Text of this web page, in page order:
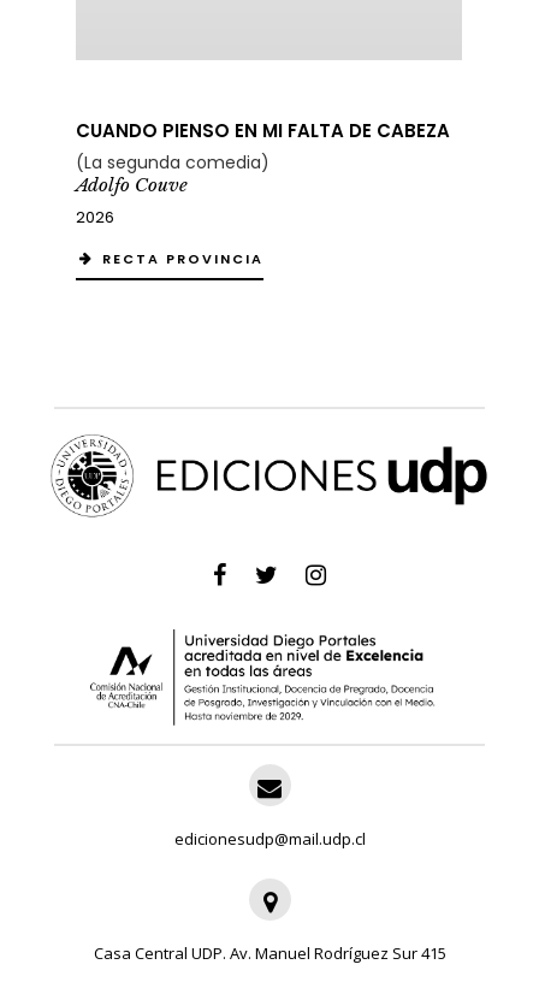
CUANDO PIENSO EN MI FALTA DE CABEZA
(La segunda comedia)
Adolfo Couve
2026
RECTA PROVINCIA
edicionesudp@mail.udp.cl
Casa Central UDP. Av. Manuel Rodríguez Sur 415